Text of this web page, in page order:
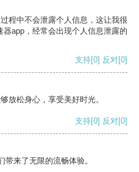
程中不会泄露个人信息，这让我很
app，经常会出现个人信息泄露的
支持[0] 反对[0]
放松身心，享受美好时光。
支持[0] 反对[0]
来了无限的流畅体验。